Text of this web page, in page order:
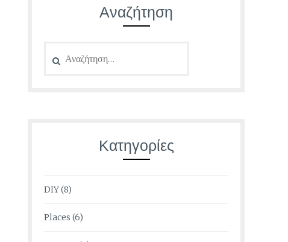
Αναζήτηση
για:
Κατηγορίες
DIY(8)
Places (6)